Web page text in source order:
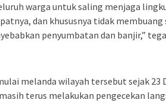
warga untuk saling menjaga
dan khususnya tidak
penyumbatan dan banjir,”
melanda wilayah tersebut sejak 23
terus melakukan pengecekan